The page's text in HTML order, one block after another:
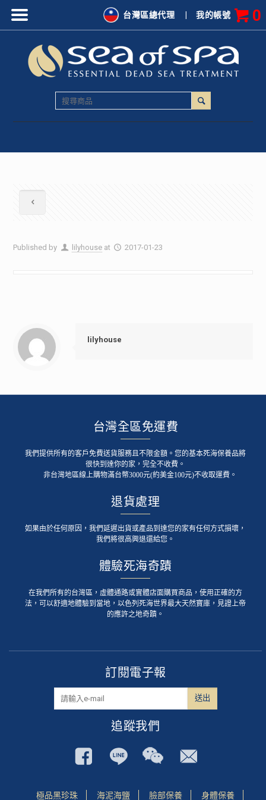
Published by lilyhouse at 2017-01-23
lilyhouse
台灣全區免運費
我們提供所有的客戶免費送貨服務且不限金額。您的基本死海保養品將
很快到達你的家，完全不收費。
非台灣地區線上購物滿台幣3000元(約美金100元)不收取運費。
退貨處理
如果由於任何原因，我們延遲出貨或產品到達您的家有任何方式損壞，
我們將很高興退還給您。
體驗死海奇蹟
在我們所有的台灣區，虛體通路或實體店面購買商品，使用正確的方
法，可以舒適地體驗到當地，以色列死海世界最大天然寶庫，見證上帝
的應許之地奇蹟。
訂閱電子報
追蹤我們
極品黑珍珠 海泥海鹽 臉部保養 身體保養
|我的帳號 0
台灣區總代理